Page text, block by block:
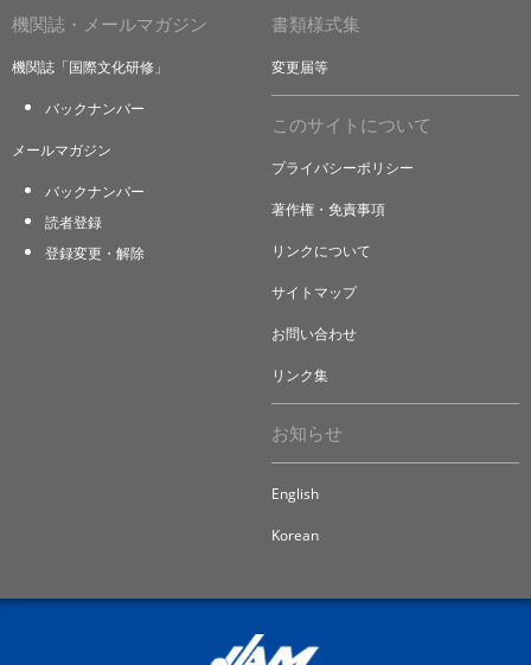
機関誌・メールマガジン
機関誌「国際文化研修」
バックナンバー
メールマガジン
バックナンバー
読者登録
登録変更・解除
書類様式集
変更届等
このサイトについて
プライバシーポリシー
著作権・免責事項
リンクについて
サイトマップ
お問い合わせ
リンク集
お知らせ
English
Korean